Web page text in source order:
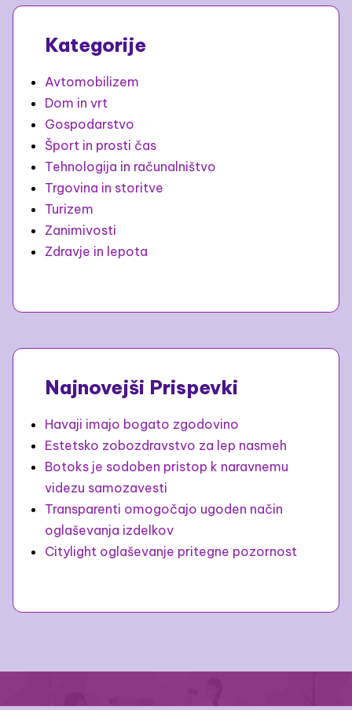
Kategorije
Avtomobilizem
Dom in vrt
Gospodarstvo
Šport in prosti čas
Tehnologija in računalništvo
Trgovina in storitve
Turizem
Zanimivosti
Zdravje in lepota
Najnovejši Prispevki
Havaji imajo bogato zgodovino
Estetsko zobozdravstvo za lep nasmeh
Botoks je sodoben pristop k naravnemu
videzu samozavesti
Transparenti omogočajo ugoden način
oglaševanja izdelkov
Citylight oglaševanje pritegne pozornost